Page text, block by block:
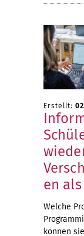
Erstellt:
en
Welche
können